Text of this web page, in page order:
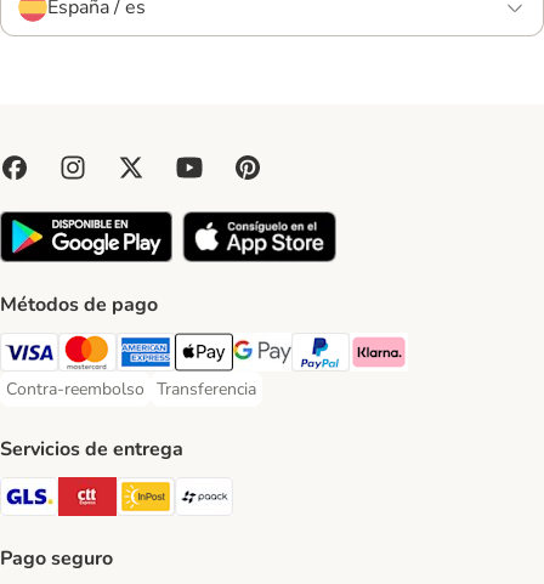
España / es
Métodos de pago
Visa Payment Method
Mastercard Payment Method
American Express Payment Method
Apple Pay Payment Method
Google Pay Payment Method
PayPal Payment Method
Klarna Payment Method
Contra-reembolso
Contra-reembolso Payment Method
Transferencia
Transferencia Payment Method
Servicios de entrega
GLS Shipping Method
CTTExpress Shipping Method
InPost Shipping Method
Pago seguro